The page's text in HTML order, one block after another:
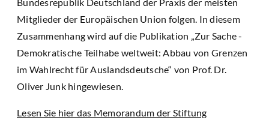
Mitglieder der Europäischen Union folgen. In diesem
Zusammenhang wird auf die Publikation „Zur Sache -
Demokratische Teilhabe weltweit: Abbau von Grenzen
im Wahlrecht für Auslandsdeutsche“ von Prof. Dr.
Oliver Junk hingewiesen.
Lesen Sie hier das Memorandum der Stiftung